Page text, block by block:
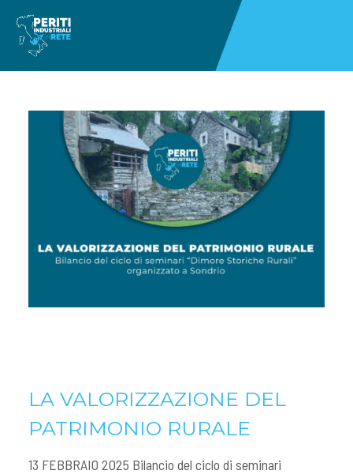
LA VALORIZZAZIONE DEL
PATRIMONIO RURALE
13 FEBBRAIO 2025 Bilancio del ciclo di seminari